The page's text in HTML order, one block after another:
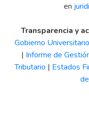
en
Transparencia y
Gobierno Universitario
| Informe de
Tributario | Estados